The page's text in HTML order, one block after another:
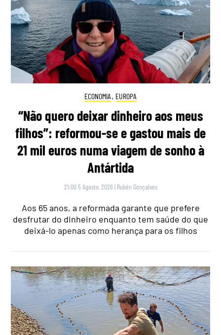
ECONOMIA , EUROPA
“Não quero deixar dinheiro aos meus
filhos”: reformou-se e gastou mais de
21 mil euros numa viagem de sonho à
Antártida
21:00 5 Agosto, 2026 | Rubén Gonçalves
Aos 65 anos, a reformada garante que prefere
desfrutar do dinheiro enquanto tem saúde do que
deixá-lo apenas como herança para os filhos